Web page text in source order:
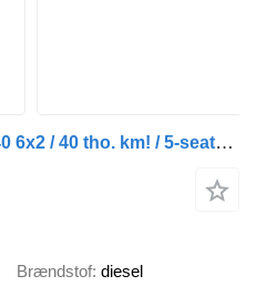
Mercedes-Benz Actros 2540 6x2 / 40 tho. km! / 5-seater cab! / BDF / 6 units
Brændstof diesel